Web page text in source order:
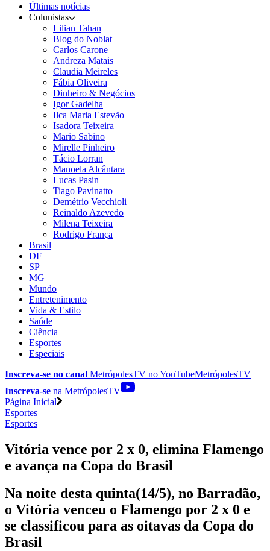
Últimas notícias
Colunistas
Lilian Tahan
Blog do Noblat
Carlos Carone
Andreza Matais
Claudia Meireles
Fábia Oliveira
Dinheiro & Negócios
Igor Gadelha
Ilca Maria Estevão
Isadora Teixeira
Mario Sabino
Mirelle Pinheiro
Tácio Lorran
Manoela Alcântara
Lucas Pasin
Tiago Pavinatto
Demétrio Vecchioli
Reinaldo Azevedo
Milena Teixeira
Rodrigo França
Brasil
DF
SP
MG
Mundo
Entretenimento
Vida & Estilo
Saúde
Ciência
Esportes
Especiais
Inscreva-se no canal MetrópolesTV noYouTubeMetrópolesTV
Inscreva-se na MetrópolesTV
Página Inicial
Esportes
Esportes
Vitória vence por 2 x 0, elimina Flamengo
e avança na Copa do Brasil
Na noite desta quinta(14/5), no Barradão,
o Vitória venceu o Flamengo por 2 x 0 e
se classificou para as oitavas da Copa do
Brasil